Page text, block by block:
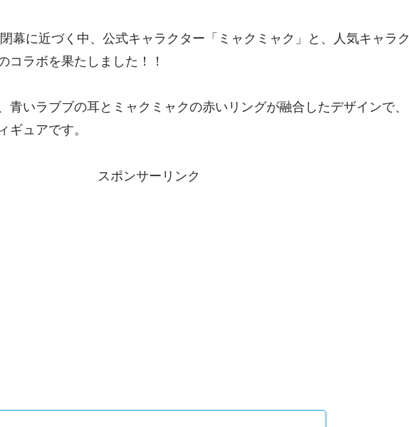
幕に近づく中、公式キャラクター「ミャクミャク」と、人気キャラク
コラボを果たしました！！
青いラブブの耳とミャクミャクの赤いリングが融合したデザインで、
ギュアです。
スポンサーリンク